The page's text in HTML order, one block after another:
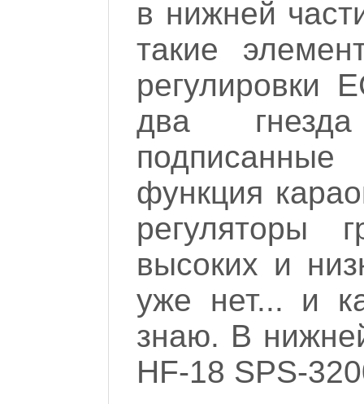
в нижней
такие
регулировки
два
функция
регуляторы
высоких и
уже нет... и
знаю. В
HF-18 SPS-